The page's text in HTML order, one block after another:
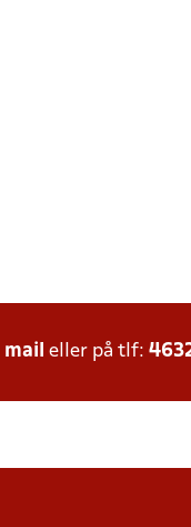
mail eller på tlf: